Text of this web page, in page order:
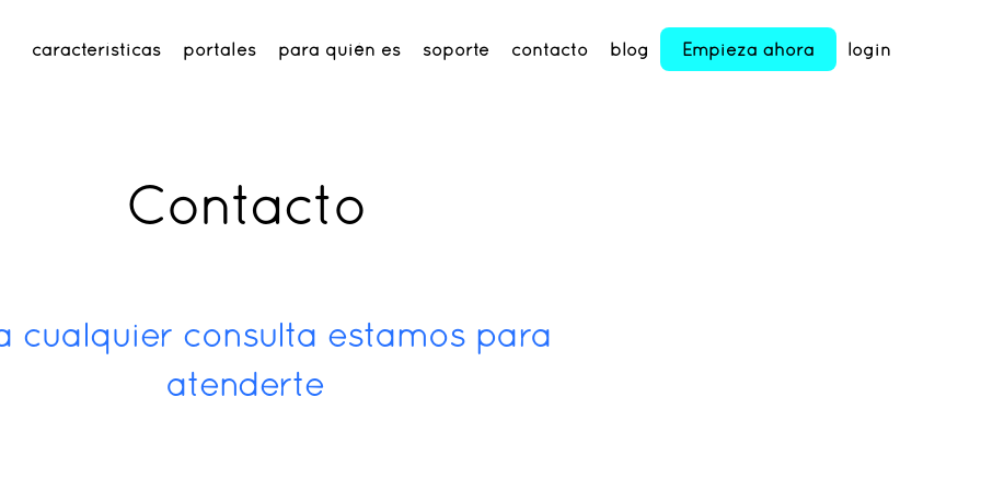
Empieza ahora login
características portales para quién es soporte contacto blog
Contacto
cualquier consulta estamos para
atenderte